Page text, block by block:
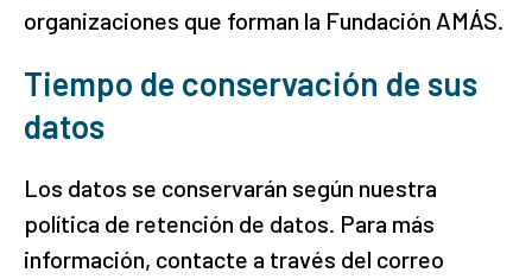
organizaciones que forman la Fundación AMÁS.
Tiempo de conservación de sus
datos
Los datos se conservarán según nuestra
política de retención de datos. Para más
información, contacte a través del correo